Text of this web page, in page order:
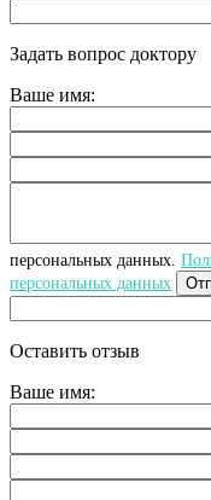
Задать вопрос доктору
Ваше имя:
персональных данных.
персональных данных
Оставить отзыв
Ваше имя: